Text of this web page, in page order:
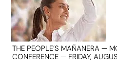
THE PEOPLE’S MAÑANERA —
CONFERENCE — FRIDAY,